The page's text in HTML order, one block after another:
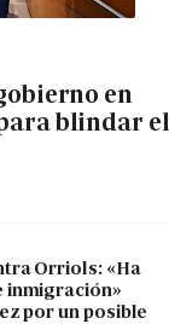
en
blindar el
Orriols: «Ha
inmigración»
por un posible